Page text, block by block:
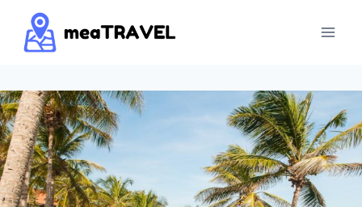
Przejdź
treści